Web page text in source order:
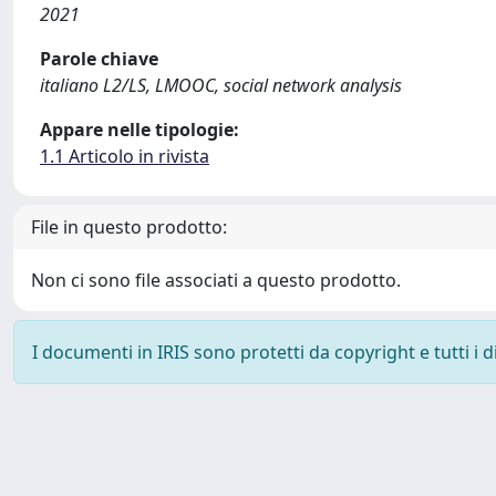
2021
Parole chiave
italiano L2/LS, LMOOC, social network analysis
Appare nelle tipologie:
1.1 Articolo in rivista
File in questo prodotto:
Non ci sono file associati a questo prodotto.
I documenti in IRIS sono protetti da copyright e tutti i